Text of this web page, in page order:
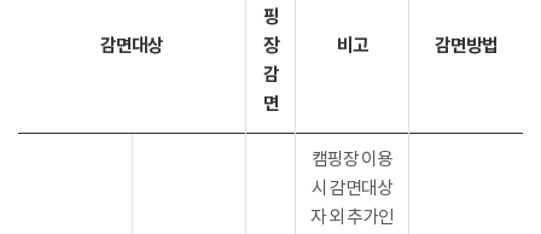
감면대상
핑
장
감
면
비고 감면방법
캠핑장 이용
시 감면대상
자 외 추가인